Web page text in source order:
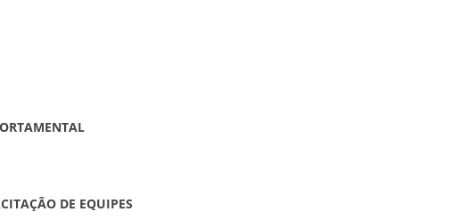
DE EQUIPES